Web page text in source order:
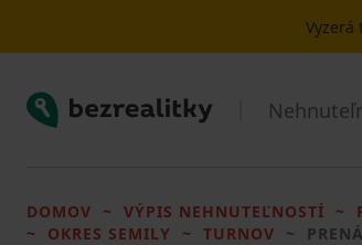
Vyzerá
Bezrealitky
DOMOV VÝPIS NEHNUTEĽNOSTÍ
OKRES SEMILY
TURNOV